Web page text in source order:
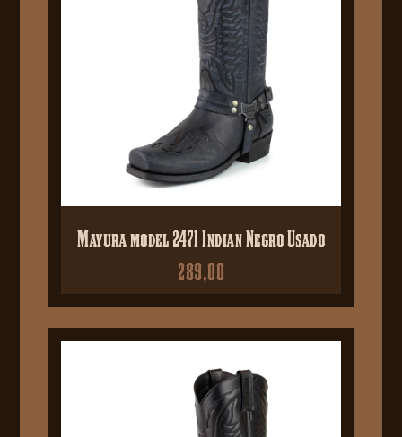
Mayura model 2471 Indian Negro Usado
289,00